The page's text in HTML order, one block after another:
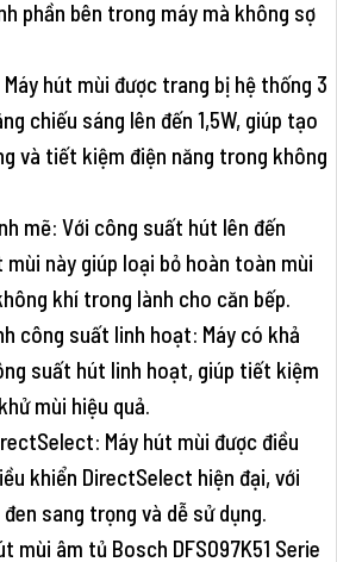
phần bên trong máy mà không sợ
Máy hút mùi được trang bị hệ thống 3
chiếu sáng lên đến 1,5W, giúp tạo
và tiết kiệm điện năng trong không
mẽ: Với công suất hút lên đến
này giúp loại bỏ hoàn toàn mùi
khí trong lành cho căn bếp.
công suất linh hoạt: Máy có khả
suất hút linh hoạt, giúp tiết kiệm
mùi hiệu quả.
Máy hút mùi được điều
khiển DirectSelect hiện đại, với
sang trọng và dễ sử dụng.
mùi âm tủ Bosch DFS097K51 Serie